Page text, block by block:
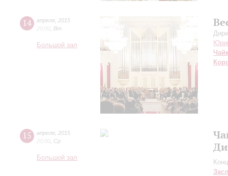
14 апреля 2015
20:00 Вт
Большой зал
15 апреля 2015
20:00 Ср
Большой зал